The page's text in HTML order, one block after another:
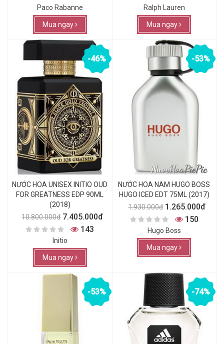
Paco Rabanne
Mua ngay
Ralph Lauren
Mua ngay
-46%
NƯỚC HOA UNISEX INITIO OUD
FOR GREATNESS EDP 90ML
(2018)
10.800.000đ 7.405.000đ
143
Initio
Mua ngay
-53%
NƯỚC HOA NAM HUGO BOSS
HUGO ICED EDT 75ML (2017)
1.930.000đ 1.265.000đ
150
Hugo Boss
Mua ngay
-53% -74%